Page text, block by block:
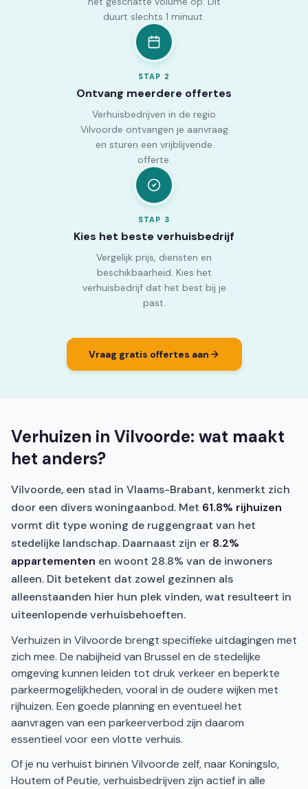
duurt slechts 1 minuut.
STAP 2
Ontvang meerdere offertes
Verhuisbedrijven in de regio
Vilvoorde ontvangen je aanvraag
en sturen een vrijblijvende
offerte.
STAP 3
Kies het beste verhuisbedrijf
Vergelijk prijs, diensten en
beschikbaarheid. Kies het
verhuisbedrijf dat het best bij je
past.
Vraag gratis offertes aan
Verhuizen in Vilvoorde: wat maakt
het anders?
Vilvoorde, een stad in Vlaams-Brabant, kenmerkt zich
door een divers woningaanbod. Met 61.8% rijhuizen
vormt dit type woning de ruggengraat van het
stedelijke landschap. Daarnaast zijn er 8.2%
appartementen en woont 28.8% van de inwoners
alleen. Dit betekent dat zowel gezinnen als
alleenstaanden hier hun plek vinden, wat resulteert in
uiteenlopende verhuisbehoeften.
Verhuizen in Vilvoorde brengt specifieke uitdagingen met
zich mee. De nabijheid van Brussel en de stedelijke
omgeving kunnen leiden tot druk verkeer en beperkte
parkeermogelijkheden, vooral in de oudere wijken met
rijhuizen. Een goede planning en eventueel het
aanvragen van een parkeerverbod zijn daarom
essentieel voor een vlotte verhuis.
Of je nu verhuist binnen Vilvoorde zelf, naar Koningslo,
Houtem of Peutie, verhuisbedrijven zijn actief in alle